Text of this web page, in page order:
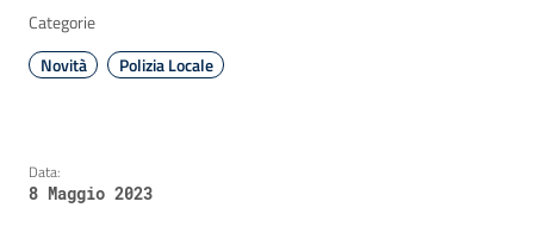
Categorie
Novità
Polizia Locale
Data:
8 Maggio 2023